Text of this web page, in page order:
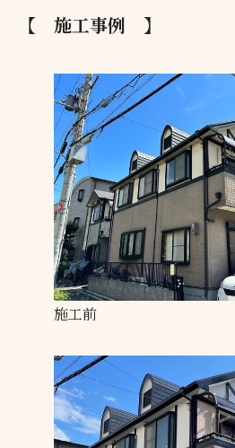
【 施工事例 】
施工前